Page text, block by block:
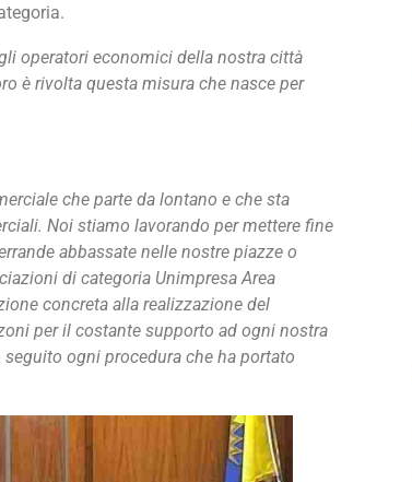
operatori economici della nostra città
è rivolta questa misura che nasce per
che parte da lontano e che sta
Noi stiamo lavorando per mettere fine
abbassate nelle nostre piazze o
di categoria Unimpresa Area
concreta alla realizzazione del
per il costante supporto ad ogni nostra
ogni procedura che ha portato